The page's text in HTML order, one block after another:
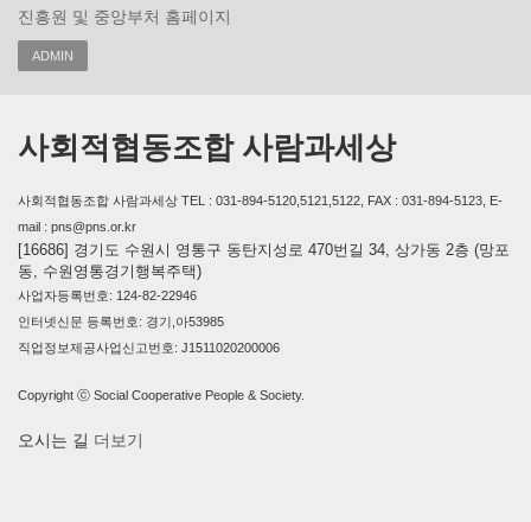
진흥원 및 중앙부처 홈페이지
ADMIN
사회적협동조합 사람과세상
사회적협동조합 사람과세상 TEL : 031-894-5120,5121,5122, FAX : 031-894-5123, E-
mail : pns@pns.or.kr
[16686] 경기도 수원시 영통구 동탄지성로 470번길 34, 상가동 2층 (망포
동, 수원영통경기행복주택)
사업자등록번호: 124-82-22946
인터넷신문 등록번호: 경기,아53985
직업정보제공사업신고번호: J1511020200006
Copyright ⓒ Social Cooperative People & Society.
오시는 길 더보기